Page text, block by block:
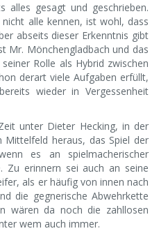
alles gesagt und geschrieben.
alle kennen, ist wohl, dass
abseits dieser Erkenntnis gibt
Mr. Mönchengladbach und das
Rolle als Hybrid zwischen
derart viele Aufgaben erfüllt,
wieder in Vergessenheit
unter Dieter Hecking, in der
Mittelfeld heraus, das Spiel der
es an spielmacherischer
Zu erinnern sei auch an seine
als er häufig von innen nach
die gegnerische Abwehrkette
wären da noch die zahllosen
wem auch immer.